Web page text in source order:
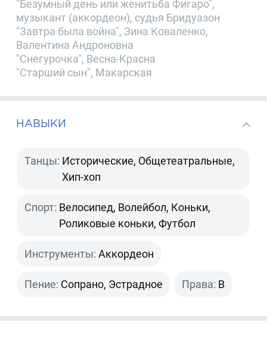
"Безумный день или женитьба Фигаро",
музыкант (аккордеон), судья Бридуазон
"Завтра была война", Зина Коваленко,
Валентина Андроновна
"Снегурочка", Весна-Красна
"Старший сын", Макарская
НАВЫКИ
Танцы: Исторические, Общетеатральные,
Хип-хоп
Спорт: Велосипед, Волейбол, Коньки,
Роликовые коньки, Футбол
Инструменты: Аккордеон
Пение: Сопрано, Эстрадное Права: B